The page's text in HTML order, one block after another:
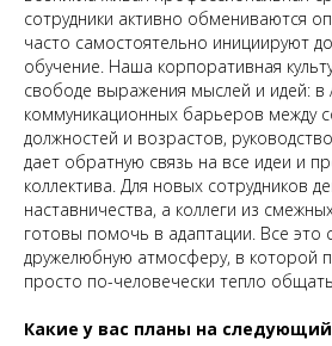
сотрудники активно обмениваются
часто самостоятельно инициируют
обучение. Наша корпоративная
свободе выражения мыслей и идей: в
коммуникационных барьеров между
должностей и возрастов,
дает обратную связь на все идеи и
коллектива. Для новых сотрудников
наставничества, а коллеги из
готовы помочь в адаптации. Все это
дружелюбную атмосферу, в которой
просто по-человечески тепло
Какие у вас планы на следующий